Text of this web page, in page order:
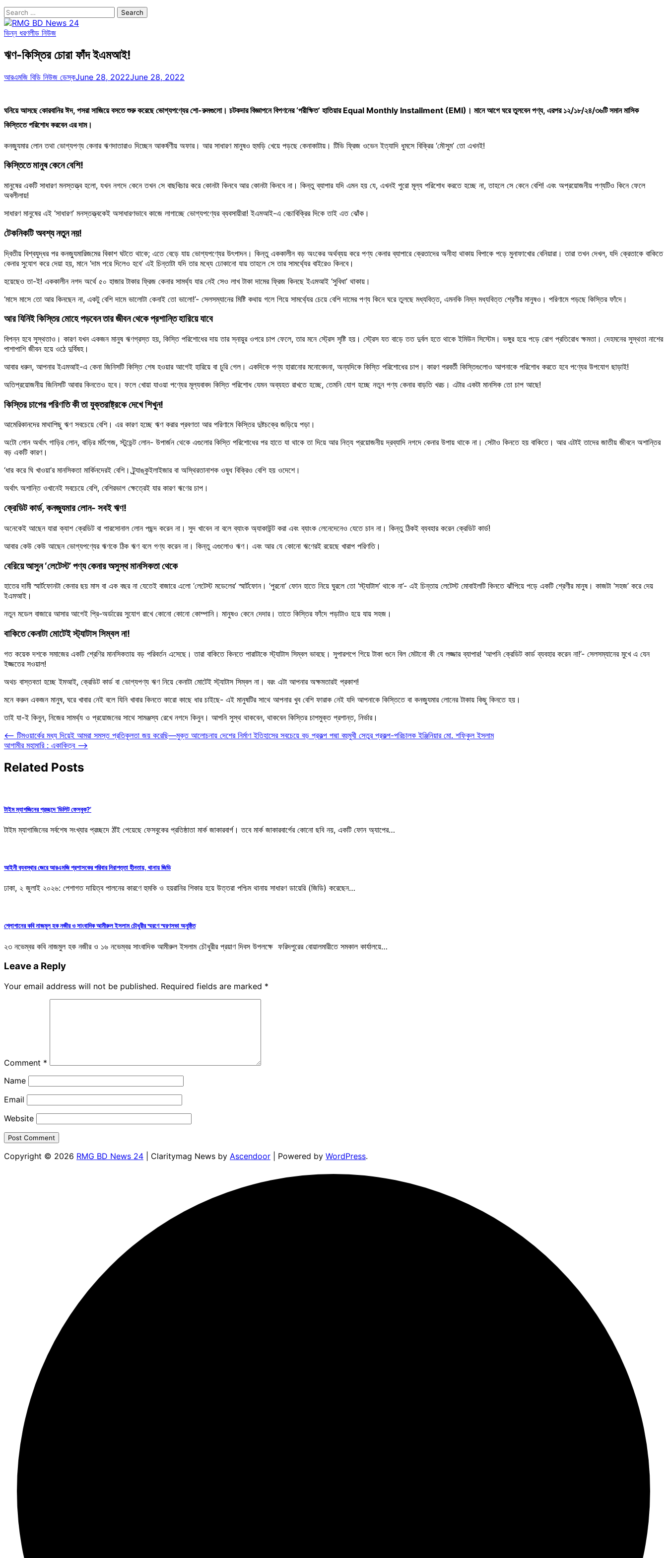
Search
for:
ভিন্ন ধরণলীড নিউজ
ঋণ-কিস্তির চোরা ফাঁদ ইএমআই!
আরএমজি বিডি নিউজ ডেস্কJune 28, 2022June 28, 2022
ঘনিয়ে আসছে কোরবানির ঈদ, পসরা সাজিয়ে বসতে শুরু করেছে ভোগ্যপণ্যের শো-রুমগুলো। চটকদার বিজ্ঞাপনে বিপণনের ‘পরীক্ষিত’ হাতিয়ার Equal Monthly Installment (EMI)। মানে আগে ঘরে তুলবেন পণ্য, এরপর ১২/১৮/২৪/৩৬টি সমান মাসিক
কিস্তিতে পরিশোধ করবেন এর দাম।
কনজ্যুমার লোন তথা ভোগ্যপণ্য কেনার ঋণদাতারাও দিচ্ছেন আকর্ষণীয় অফার। আর সাধারণ মানুষও হুমড়ি খেয়ে পড়ছে কেনাকাটায়। টিভি ফ্রিজ ওভেন ইত্যাদি ধুমসে বিক্রির ‘মৌসুম’ তো এখনই!
কিস্তিতে মানুষ কেনে বেশি!
মানুষের একটি সাধারণ মনস্তত্ত্ব হলো, যখন নগদে কেনে তখন সে বাছবিচার করে কোনটা কিনবে আর কোনটা কিনবে না। কিন্তু ব্যাপার যদি এমন হয় যে, এখনই পুরো মূল্য পরিশোধ করতে হচ্ছে না, তাহলে সে কেনে বেশি! এবং অপ্রয়োজনীয় পণ্যটিও কিনে ফেলে
অবলীলায়!
সাধারণ মানুষের এই ‘সাধারণ’ মনস্তত্ত্বকেই অসাধারণভাবে কাজে লাগাচ্ছে ভোগ্যপণ্যের ব্যবসায়ীরা! ইএমআই-এ বেচাবিক্রির দিকে তাই এত ঝোঁক।
টেকনিকটি অবশ্য নতুন নয়!
দ্বিতীয় বিশ্বযুদ্ধর পর কনজ্যুমারিজমের বিকাশ ঘটতে থাকে; এতে বেড়ে যায় ভোগ্যপণ্যের উৎপাদন। কিন্তু এককালীন বড় অংকের অর্থব্যয় করে পণ্য কেনার ব্যাপারে ক্রেতাদের অনীহা থাকায় বিপাকে পড়ে মুনাফাখোর বেনিয়ারা। তারা তখন দেখল, যদি ক্রেতাকে বাকিতে
কেনার সুযোগ করে দেয়া হয়, মানে ‘দাম পরে দিলেও হবে’ এই চিন্তাটা যদি তার মধ্যে ঢোকানো যায় তাহলে সে তার সামর্থ্যের বাইরেও কিনবে।
হয়েছেও তা-ই! এককালীন নগদ অর্থে ৫০ হাজার টাকার ফ্রিজ কেনার সামর্থ্য যার নেই সেও লাখ টাকা দামের ফ্রিজ কিনছে ইএমআই ‘সুবিধা’ থাকায়।
‘মাসে মাসে তো আর কিনছেন না, একটু বেশি দামে ভালোটা কেনাই তো ভালো!’- সেলসম্যানের মিষ্টি কথায় গলে গিয়ে সামর্থ্যের চেয়ে বেশি দামের পণ্য কিনে ঘরে তুলছে মধ্যবিত্ত, এমনকি নিম্ন মধ্যবিত্ত শ্রেণীর মানুষও। পরিণামে পড়ছে কিস্তির ফাঁদে।
আর যিনিই কিস্তির মোহে পড়বেন তার জীবন থেকে প্রশান্তি হারিয়ে যাবে
বিপন্ন হবে সুস্থতাও। কারণ যখন একজন মানুষ ঋণগ্রস্ত হয়, কিস্তি পরিশোধের দায় তার স্নায়ুর ওপরে চাপ ফেলে, তার মনে স্ট্রেস সৃষ্টি হয়। স্ট্রেস যত বাড়ে তত দুর্বল হতে থাকে ইমিউন সিস্টেম। ভঙ্গুর হয়ে পড়ে রোগ প্রতিরোধ ক্ষমতা। দেহমনের সুস্থতা নাশের
পাশাপাশি জীবন হয়ে ওঠে দুর্বিষহ।
আবার ধরুন, আপনার ইএমআই-এ কেনা জিনিসটি কিস্তি শেষ হওয়ার আগেই হারিয়ে বা চুরি গেল। একদিকে পণ্য হারানোর মনোবেদনা, অন্যদিকে কিস্তি পরিশোধের চাপ। কারণ পরবর্তী কিস্তিগুলোও আপনাকে পরিশোধ করতে হবে পণ্যের উপযোগ ছাড়াই!
অতিপ্রয়োজনীয় জিনিসটি আবার কিনতেও হবে। ফলে খোয়া যাওয়া পণ্যের মূল্যবাবদ কিস্তি পরিশোধ যেমন অব্যহত রাখতে হচ্ছে, তেমনি যোগ হচ্ছে নতুন পণ্য কেনার বাড়তি খরচ। এটার একটা মানসিক তো চাপ আছে!
কিস্তির চাপের পরিণতি কী তা যুক্তরাষ্ট্রকে দেখে শিখুন!
আমেরিকানদের মাথাপিছু ঋণ সবচেয়ে বেশি। এর কারণ হচ্ছে ঋণ করার প্রবণতা আর পরিণামে কিস্তির দুষ্টচক্রে জড়িয়ে পড়া।
অটো লোন অর্থাৎ গাড়ির লোন, বাড়ির মর্টগেজ, স্টুডেন্ট লোন- উপার্জন থেকে এগুলোর কিস্তি পরিশোধের পর হাতে যা থাকে তা দিয়ে আর নিত্য প্রয়োজনীয় দ্রব্যাদি নগদে কেনার উপায় থাকে না। সেটাও কিনতে হয় বাকিতে। আর এটাই তাদের জাতীয় জীবনে অশান্তির
বড় একটি কারণ।
‘ধার করে ঘি খাওয়া’র মানসিকতা মার্কিনদেরই বেশি। ট্র্র্যাঙ্কুইলাইজার বা অস্থিরতানাশক ওষুধ বিক্রিও বেশি হয় ওদেশে।
অর্থাৎ অশান্তি ওখানেই সবচেয়ে বেশি, বেশিরভাগ ক্ষেত্রেই যার কারণ ঋণের চাপ।
ক্রেডিট কার্ড, কনজ্যুমার লোন- সবই ঋণ!
অনেকেই আছেন যারা ক্যাশ ক্রেডিট বা পারসোনাল লোন পছন্দ করেন না। সুদ খাবেন না বলে ব্যাংক অ্যাকাউন্ট করা এবং ব্যাংক লেনেদেনেও যেতে চান না। কিন্তু ঠিকই ব্যবহার করেন ক্রেডিট কার্ড!
আবার কেউ কেউ আছেন ভোগ্যপণ্যের ঋণকে ঠিক ঋণ বলে গণ্য করেন না। কিন্তু এগুলোও ঋণ। এবং আর যে কোনো ঋণেরই রয়েছে খারাপ পরিণতি।
বেরিয়ে আসুন ‘লেটেস্ট’ পণ্য কেনার অসুস্থ মানসিকতা থেকে
হাতের দামী স্মার্টফোনটা কেনার ছয় মাস বা এক বছর না যেতেই বাজারে এলো ‘লেটেস্ট মডেলের’ স্মার্টফোন। ‘পুরনো’ ফোন হাতে নিয়ে ঘুরলে তো ‘স্ট্যাটাস’ থাকে না’- এই চিন্তায় লেটেস্ট মোবাইলটি কিনতে ঝাঁপিয়ে পড়ে একটি শ্রেণীর মানুষ। কাজটা ‘সহজ’ করে দেয়
ইএমআই।
নতুন মডেল বাজারে আসার আগেই প্রি-অর্ডারের সুযোগ রাখে কোনো কোনো কোম্পানি। মানুষও কেনে দেদার। তাতে কিস্তির ফাঁদে পড়াটাও হয়ে যায় সহজ।
বাকিতে কেনাটা মোটেই স্ট্যাটাস সিম্বল না!
গত কয়েক দশকে সমাজের একটি শ্রেণির মানসিকতায় বড় পরিবর্তন এসেছে। তারা বাকিতে কিনতে পারাটাকে স্ট্যাটাস সিম্বল ভাবছে। সুপারশপে গিয়ে টাকা গুনে বিল মেটানো কী যে লজ্জার ব্যাপার! ‘আপনি ক্রেডিট কার্ড ব্যবহার করেন না!’- সেলসম্যানের মুখে এ যেন
ইজ্জতের সওয়াল!
অথচ বাস্তবতা হচ্ছে ইমআই, ক্রেডিট কার্ড বা ভোগ্যপণ্য ঋণ নিয়ে কেনাটা মোটেই স্ট্যাটাস সিম্বল না। বরং এটা আপনার অক্ষমতারই প্রকাশ!
মনে করুন একজন মানুষ, ঘরে খাবার নেই বলে যিনি খাবার কিনতে কারো কাছে ধার চাইছে- এই মানুষটির সাথে আপনার খুব বেশি ফারাক নেই যদি আপনাকে কিস্তিতে বা কনজ্যুমার লোনের টাকায় কিছু কিনতে হয়।
তাই যা-ই কিনুন, নিজের সামর্থ্য ও প্রয়োজনের সাথে সামঞ্জস্য রেখে নগদে কিনুন। আপনি সুস্থ থাকবেন, থাকবেন কিস্তির চাপমুক্ত প্রশান্ত, নির্ভার।
Post
navigation
⟵ টিমওয়ার্কের মধ্য দিয়েই আমরা সমস্ত প্রতিকূলতা জয় করেছি—মুক্ত আলোচনায় দেশের নির্মাণ ইতিহাসের সবচেয়ে বড় প্রকল্প পদ্মা বহুমুখী সেতুর প্রকল্প-পরিচালক ইঞ্জিনিয়ার মো. শফিকুল ইসলাম
আগামীর মহামারি : একাকিত্ব ⟶
Related Posts
টাইম ম্যাগজিনের প্রচ্ছদে ‘ডিলিট ফেসবুক?’
টাইম ম্যাগাজিনের সর্বশেষ সংখ্যার প্রচ্ছদে ঠাঁই পেয়েছে ফেসবুকের প্রতিষ্ঠাতা মার্ক জাকারবার্গ। তবে মার্ক জাকারবার্গের কোনো ছবি নয়, একটি ফোন অ্যাপের…
আইনী ব‍্যবস্থার জেরে আরএমজি প্রশাসকের পরিবার নিরাপত্তা হীনতায়, থানায় জিডি
ঢাকা, ২ জুলাই ২০২৬: পেশাগত দায়িত্ব পালনের কারণে হুমকি ও হয়রানির শিকার হয়ে উত্তরা পশ্চিম থানায় সাধারণ ডায়েরি (জিডি) করেছেন…
শ্লোগানের কবি নাজমুল হক নজীর ও সাংবাদিক আমীরুল ইসলাম চৌধুরীর স্মরণে স্মরণসভা অনুষ্ঠিত
২৩ নভেম্বর কবি নাজমুল হক নজীর ও ১৬ নভেম্বর সাংবাদিক আমীরুল ইসলাম চৌধুরীর প্রয়াণ দিবস উপলক্ষে ফরিদপুরের বোয়ালমারীতে সমকাল কার্যালয়ে…
Leave a Reply
Your email address will not be published. Required fields are marked *
Comment *
Name
Email
Website
Copyright © 2026 RMG BD News 24 | Claritymag News by Ascendoor | Powered by WordPress.